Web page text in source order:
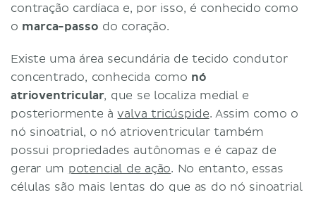
contração cardíaca e, por isso, é conhecido como
o marca-passo do coração.
Existe uma área secundária de tecido condutor
concentrado, conhecida como nó
atrioventricular, que se localiza medial e
posteriormente àvalva tricúspide. Assim como o
nó sinoatrial, o nó atrioventricular também
possui propriedades autônomas e é capaz de
gerar um potencial de ação. No entanto, essas
células são mais lentas do que as do nó sinoatrial